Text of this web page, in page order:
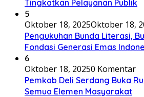
Tingkatkan Pelayanan Publik
5
Oktober 18, 2025Oktober 18,
Pengukuhan Bunda Literasi,
Fondasi Generasi Emas
6
Oktober 18, 20250 Komentar
Pemkab Deli Serdang Buka
Semua Elemen Masyarakat